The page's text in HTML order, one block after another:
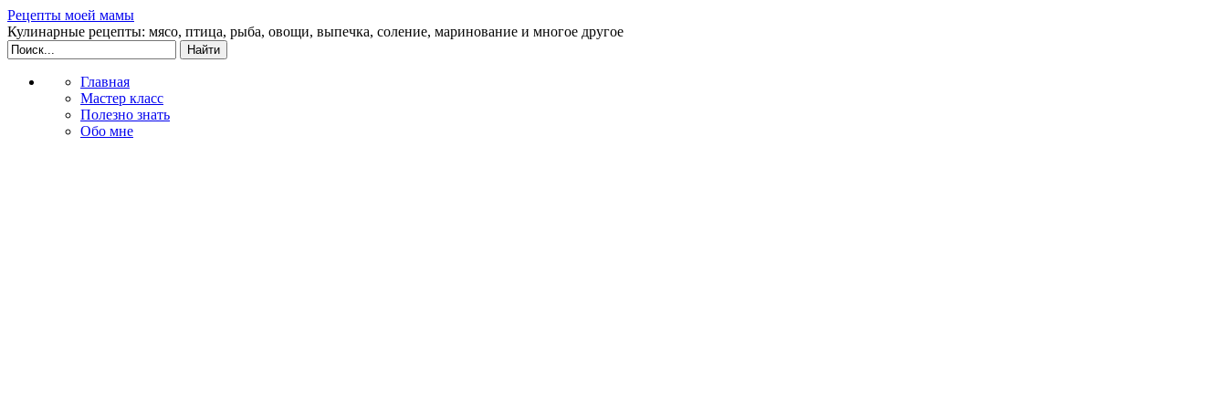
Рецепты моей мамы
Кулинарные рецепты: мясо, птица, рыба, овощи, выпечка, соление, маринование и многое другое
Главная
Мастер класс
Полезно знать
Обо мне